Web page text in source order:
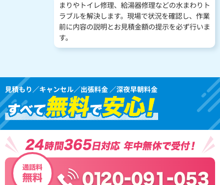
まりやトイレ修理、給湯器修理などの水まわりト
ラブルを解決します。現場で状況を確認し、作業
前に内容の説明とお見積金額の提示を必ず行いま
す。
見積もり／キャンセル／出張料金 ／深夜早朝料金